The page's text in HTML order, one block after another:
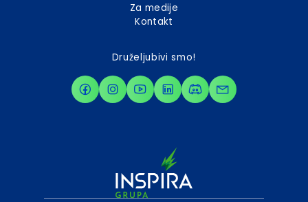
Za medije
Kontakt
Druželjubivi smo!